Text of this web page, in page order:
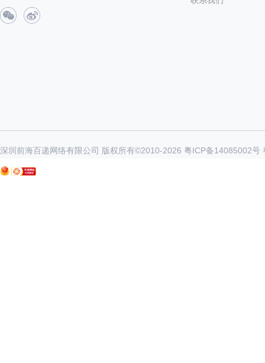
深圳前海百递网络有限公司 版权所有©2010-2026 粤ICP备14085002号